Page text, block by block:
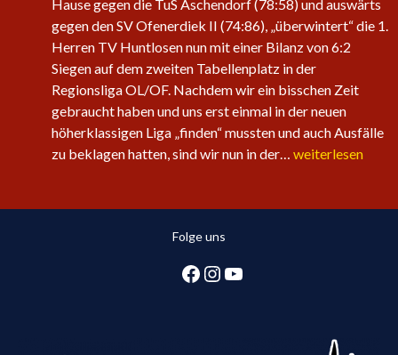
Fahrt
auf
Hause gegen die TuS Aschendorf (78:58) und auswärts
gegen den SV Ofenerdiek II (74:86), „überwintert“ die 1.
Herren TV Huntlosen nun mit einer Bilanz von 6:2
Siegen auf dem zweiten Tabellenplatz in der
Regionsliga OL/OF. Nachdem wir ein bisschen Zeit
gebraucht haben und uns erst einmal in der neuen
höherklassigen Liga „finden“ mussten und auch Ausfälle
zu beklagen hatten, sind wir nun in der… Sechster
sichert
weiterlesen
Folge uns
Facebook
Instagram
YouTube